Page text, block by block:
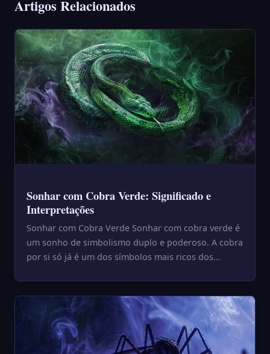
Artigos Relacionados
Sonhar com Cobra Verde: Significado e
Interpretações
Sonhar com Cobra Verde Sonhar com cobra verde é
um sonho de simbolismo duplo e poderoso. A cobra
por si só já é um dos símbolos mais ricos dos